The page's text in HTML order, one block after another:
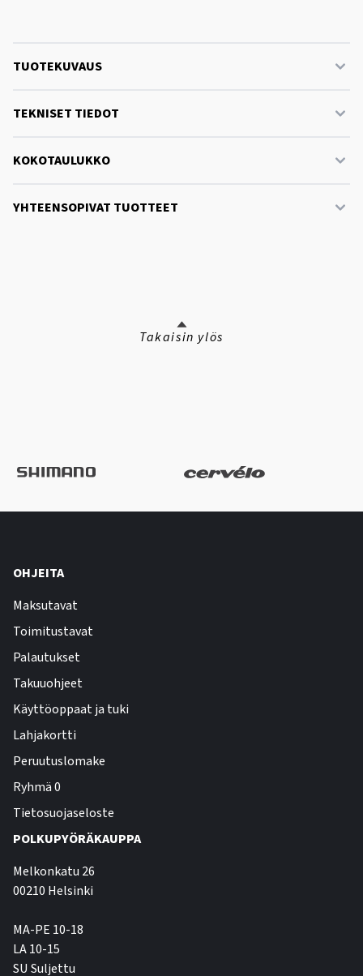
TUOTEKUVAUS
TEKNISET TIEDOT
KOKOTAULUKKO
YHTEENSOPIVAT TUOTTEET
Takaisin ylös
OHJEITA
Maksutavat
Toimitustavat
Palautukset
Takuuohjeet
Käyttöoppaat ja tuki
Lahjakortti
Peruutuslomake
Ryhmä 0
Tietosuojaseloste
POLKUPYÖRÄKAUPPA
Melkonkatu 26
00210 Helsinki
MA-PE 10-18
LA 10-15
SU Suljettu